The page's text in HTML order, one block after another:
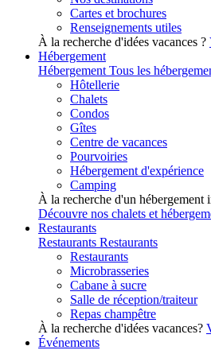
Cartes et brochures
Renseignements utiles
À la recherche d'idées vacances ?
Hébergement
Hébergement Tous les
Hôtellerie
Chalets
Condos
Gîtes
Centre de vacances
Pourvoiries
Hébergement d'expérience
Camping
À la recherche d'un hébergement
Découvre nos chalets et
Restaurants
Restaurants Restaurants
Restaurants
Microbrasseries
Cabane à sucre
Salle de réception/traiteur
Repas champêtre
À la recherche d'idées vacances?
Événements